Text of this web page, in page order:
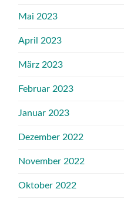
Mai 2023
April 2023
März 2023
Februar 2023
Januar 2023
Dezember 2022
November 2022
Oktober 2022